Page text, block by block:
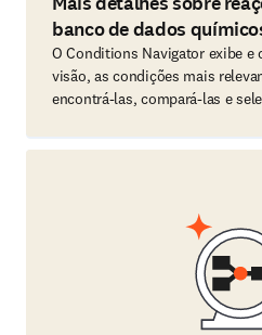
banco de dados
O Conditions Navigator exibe e
visão, as condições mais
encontrá-las, compará-las e